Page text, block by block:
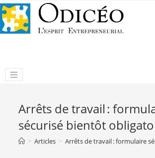
Arrêts de travail :
sécurisé bientôt
> Articles > Arrêts de travail : formulaire